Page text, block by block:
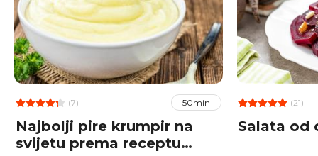
(7) 50min
Najbolji pire krumpir na
svijetu prema receptu
(21)
Salata od